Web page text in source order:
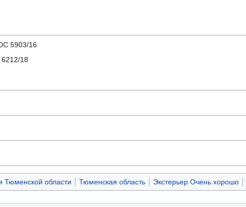
5903/16
18
Тюменской области Тюменская область Экстерьер Очень хорошо